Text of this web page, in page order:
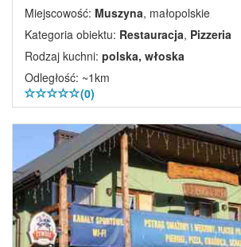
Miejscowość: Muszyna, małopolskie
Kategoria obiektu: Restauracja, Pizzeria
Rodzaj kuchni: polska, włoska
Odległość: ~1km
(0)